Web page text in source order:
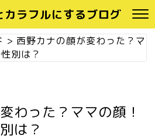
カラフルにするブログ
> 西野カナの顔が変わった？マ
別は？
わった？ママの顔！
は？